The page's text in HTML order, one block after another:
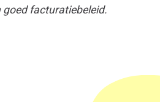
goed facturatiebeleid.